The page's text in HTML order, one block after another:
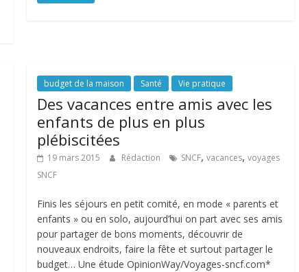
budget de la maison Santé Vie pratique
Des vacances entre amis avec les
enfants de plus en plus
plébiscitées
19 mars 2015 Rédaction SNCF,vacances,voyages
SNCF
Finis les séjours en petit comité, en mode « parents et
enfants » ou en solo, aujourd’hui on part avec ses amis
pour partager de bons moments, découvrir de
nouveaux endroits, faire la fête et surtout partager le
budget… Une étude OpinionWay/Voyages-sncf.com*